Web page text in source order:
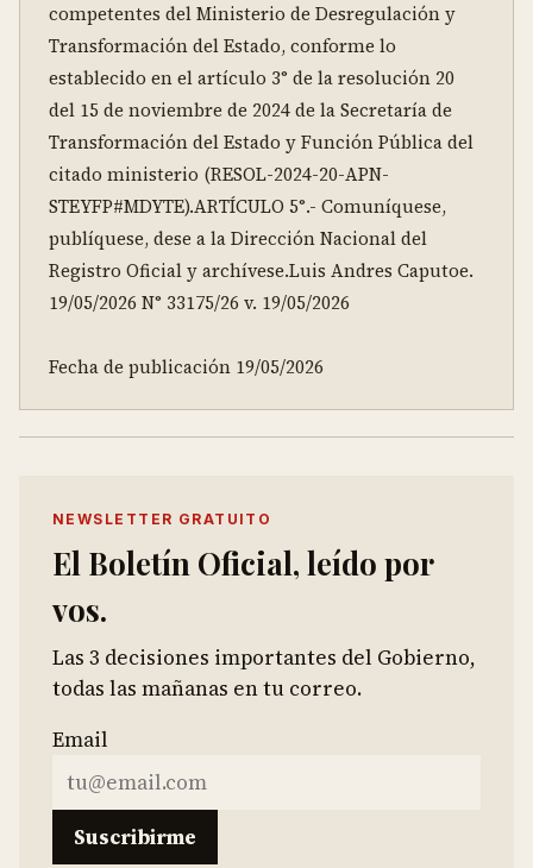
competentes del Ministerio de Desregulación y
Transformación del Estado, conforme lo
establecido en el artículo 3° de la resolución 20
del 15 de noviembre de 2024 de la Secretaría de
Transformación del Estado y Función Pública del
citado ministerio (RESOL-2024-20-APN-
STEYFP#MDYTE).ARTÍCULO 5°.- Comuníquese,
publíquese, dese a la Dirección Nacional del
Registro Oficial y archívese.Luis Andres Caputoe.
19/05/2026 N° 33175/26 v. 19/05/2026
Fecha de publicación 19/05/2026
NEWSLETTER GRATUITO
El Boletín Oficial, leído por
vos.
Las 3 decisiones importantes del Gobierno,
todas las mañanas en tu correo.
Email
Suscribirme